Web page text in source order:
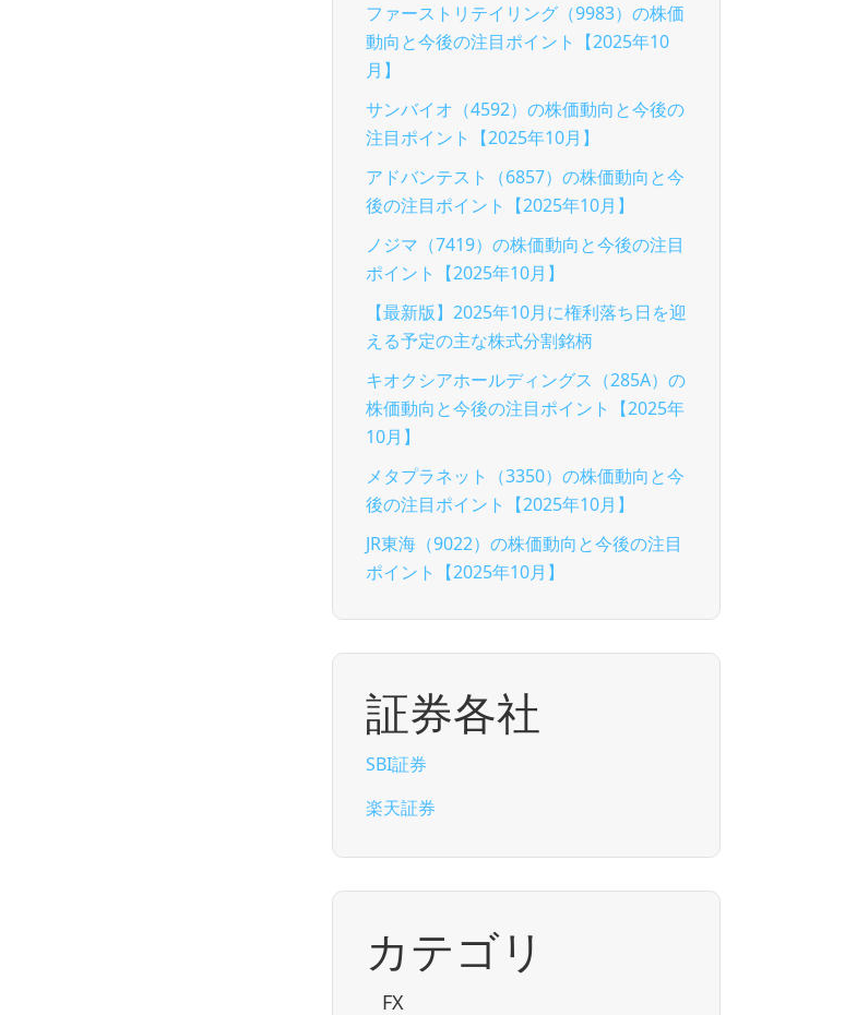
ファーストリテイリング（9983）の株価
動向と今後の注目ポイント【2025年10
月】
サンバイオ（4592）の株価動向と今後の
注目ポイント【2025年10月】
アドバンテスト（6857）の株価動向と今
後の注目ポイント【2025年10月】
ノジマ（7419）の株価動向と今後の注目
ポイント【2025年10月】
【最新版】2025年10月に権利落ち日を迎
える予定の主な株式分割銘柄
キオクシアホールディングス（285A）の
株価動向と今後の注目ポイント【2025年
10月】
メタプラネット（3350）の株価動向と今
後の注目ポイント【2025年10月】
JR東海（9022）の株価動向と今後の注目
ポイント【2025年10月】
証券各社
SBI証券
楽天証券
カテゴリ
FX